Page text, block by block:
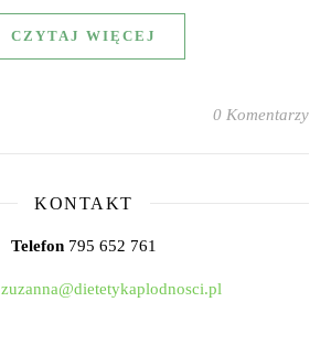
CZYTAJ WIĘCEJ
0 Komentarzy
KONTAKT
Telefon 795 652 761
zuzanna@dietetykaplodnosci.pl